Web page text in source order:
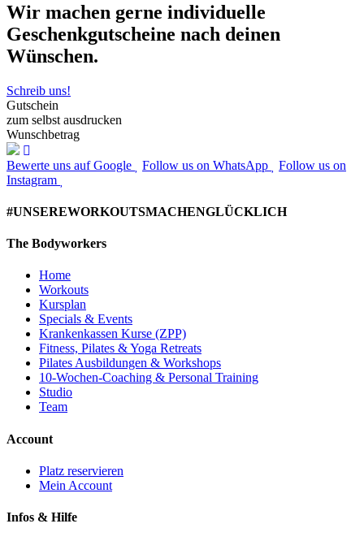
Wir machen gerne individuelle
Geschenkgutscheine nach deinen
Wünschen.
Schreib uns!
Gutschein
zum selbst ausdrucken
Wunschbetrag
Bewerte uns auf Google Follow us on WhatsApp
Follow us on
Instagram
#UNSEREWORKOUTSMACHENGLÜCKLICH
The Bodyworkers
Home
Workouts
Kursplan
Specials & Events
Krankenkassen Kurse (ZPP)
Fitness, Pilates & Yoga Retreats
Pilates Ausbildungen & Workshops
10-Wochen-Coaching & Personal Training
Studio
Team
Account
Platz reservieren
Mein Account
Infos & Hilfe